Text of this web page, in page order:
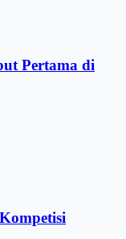
Pertama di